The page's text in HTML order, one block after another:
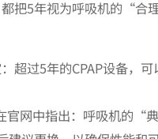
把5年视为呼吸机的“合
超过5年的CPAP设备，
官网中指出：呼吸机的“